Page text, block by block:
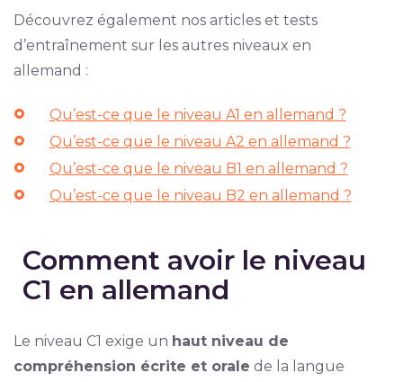
Découvrez également nos articles et tests
d’entraînement sur les autres niveaux en
allemand :
Qu’est-ce que le niveau A1 en allemand ?
Qu’est-ce que le niveau A2 en allemand ?
Qu’est-ce que le niveau B1 en allemand ?
Qu’est-ce que le niveau B2 en allemand ?
Comment avoir le niveau
C1 en allemand
Le niveau C1 exige un haut niveau de
compréhension écrite et orale de la langue